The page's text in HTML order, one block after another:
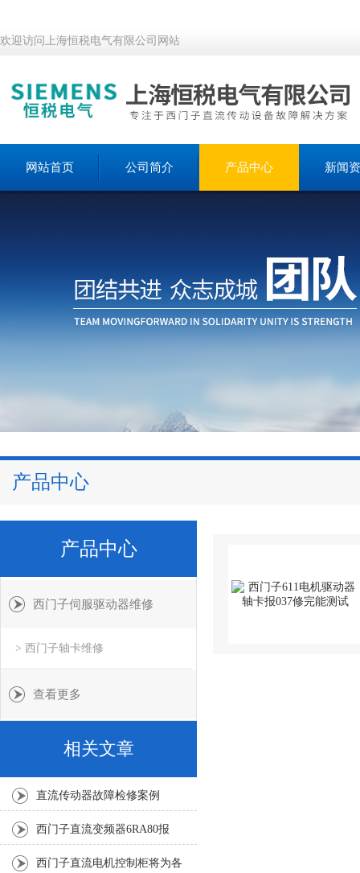
欢迎访问上海恒税电气有限公司网站
网站首页 公司简介 产品中心 新闻
产品中心
产品中心
西门子伺服驱动器维修
> 西门子轴卡维修
查看更多
相关文章
直流传动器故障检修案例
西门子直流变频器6RA80报
F60005修复排除
西门子直流电机控制柜将为各